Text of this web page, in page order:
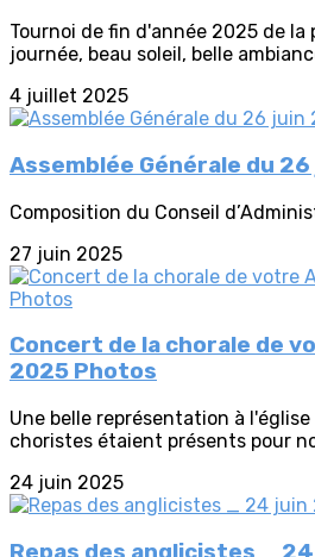
Tournoi de fin d'année 2025 de
journée, beau soleil, belle
4 juillet 2025
Assemblée Générale du
Composition du Conseil
27 juin 2025
Concert de la chorale de
2025 Photos
Une belle représentation à l'église
choristes étaient présents pour
24 juin 2025